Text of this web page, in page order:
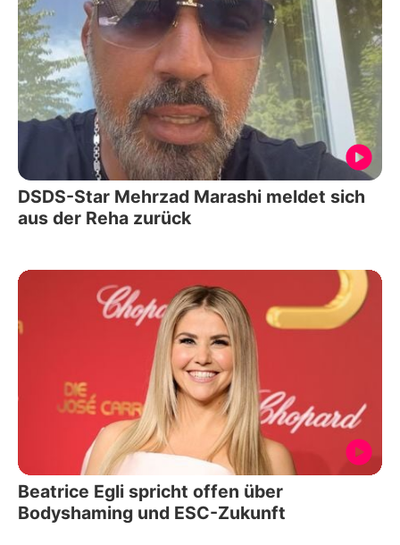
DSDS-Star Mehrzad Marashi meldet sich
aus der Reha zurück
Beatrice Egli spricht offen über
Bodyshaming und ESC-Zukunft